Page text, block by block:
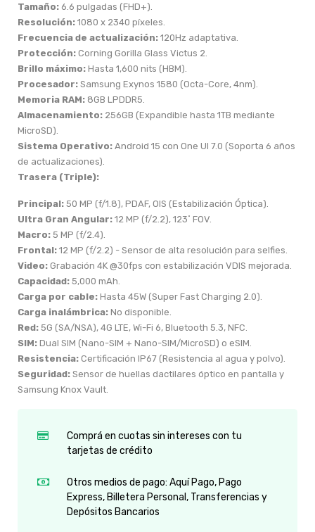
Tamaño: 6.6 pulgadas (FHD+).
Resolución: 1080 x 2340 píxeles.
Frecuencia de actualización: 120Hz adaptativa.
Protección: Corning Gorilla Glass Victus 2.
Brillo máximo: Hasta 1,600 nits (HBM).
Procesador: Samsung Exynos 1580 (Octa-Core, 4nm).
Memoria RAM: 8GB LPDDR5.
Almacenamiento: 256GB (Expandible hasta 1TB mediante
MicroSD).
Sistema Operativo: Android 15 con One UI 7.0 (Soporta 6 años
de actualizaciones).
Trasera (Triple):
Principal: 50 MP (f/1.8), PDAF, OIS (Estabilización Óptica).
Ultra Gran Angular: 12 MP (f/2.2), 123˚ FOV.
Macro: 5 MP (f/2.4).
Frontal: 12 MP (f/2.2) - Sensor de alta resolución para selfies.
Video: Grabación 4K @30fps con estabilización VDIS mejorada.
Capacidad: 5,000 mAh.
Carga por cable: Hasta 45W (Super Fast Charging 2.0).
Carga inalámbrica: No disponible.
Red: 5G (SA/NSA), 4G LTE, Wi-Fi 6, Bluetooth 5.3, NFC.
SIM: Dual SIM (Nano-SIM + Nano-SIM/MicroSD) o eSIM.
Resistencia: Certificación IP67 (Resistencia al agua y polvo).
Seguridad: Sensor de huellas dactilares óptico en pantalla y
Samsung Knox Vault.
Comprá en cuotas sin intereses con tu
tarjetas de crédito
Otros medios de pago: Aquí Pago, Pago
Express, Billetera Personal, Transferencias y
Depósitos Bancarios